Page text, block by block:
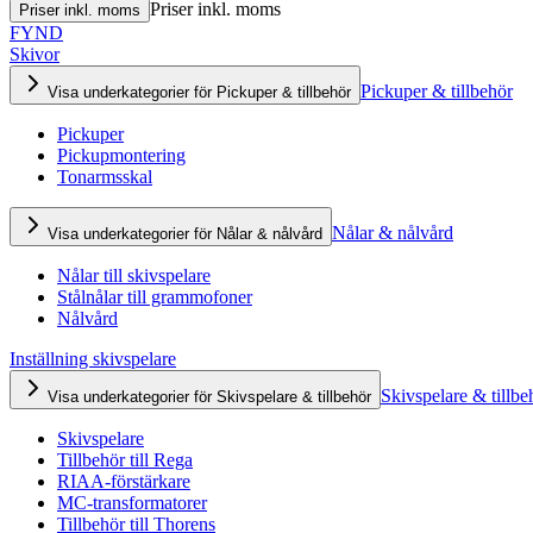
Priser inkl. moms Priser inkl. moms
FYND
Skivor
Visa underkategorier för Pickuper & tillbehör Pickuper & tillbehör
Pickuper
Pickupmontering
Tonarmsskal
Visa underkategorier för Nålar & nålvård Nålar & nålvård
Nålar till skivspelare
Stålnålar till grammofoner
Nålvård
Inställning skivspelare
Visa underkategorier för Skivspelare & tillbehör Skivspelare &
Skivspelare
Tillbehör till Rega
RIAA-förstärkare
MC-transformatorer
Tillbehör till Thorens